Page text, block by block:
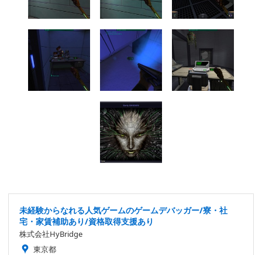
未経験からなれる人気ゲームのゲームデバッガー/寮・社
宅・家賃補助あり/資格取得支援あり
株式会社HyBridge
東京都